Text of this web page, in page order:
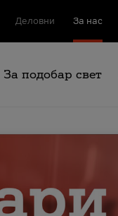
Деловни За нас
За подобар свет